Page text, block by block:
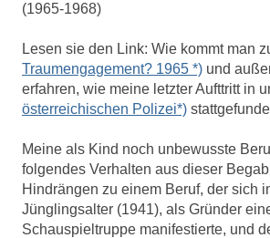
(1965-1968)
Lesen sie den Link: Wie kommt man
Traumengagement? 1965 *) und
erfahren, wie meine letzter Aufttritt in
österreichischen Polizei*)
Meine als Kind noch unbewusste
folgendes Verhalten aus dieser
Hindrängen zu einem Beruf, der sich
Jünglingsalter (1941), als Gründer
Schauspieltruppe manifestierte, und